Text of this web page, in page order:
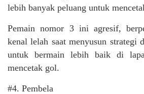
lebih banyak peluang untuk
Pemain nomor 3 ini agresif,
kenal lelah saat menyusun strategi
untuk bermain lebih baik di
mencetak gol.
#4. Pembela